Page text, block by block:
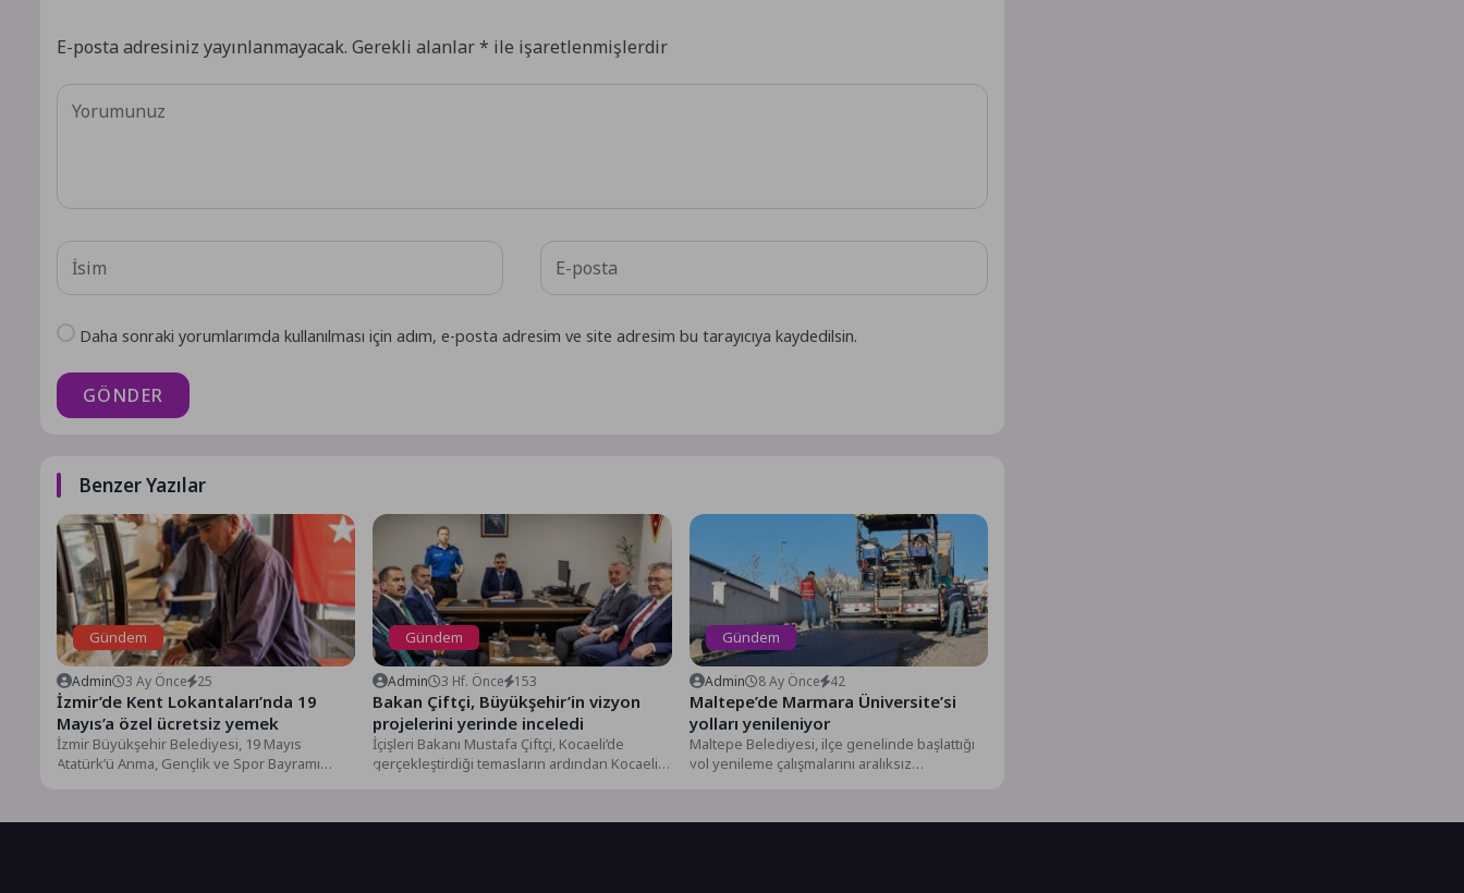
E-posta adresiniz yayınlanmayacak. Gerekli alanlar* ile işaretlenmişlerdir
Daha sonraki yorumlarımda kullanılması için adım, e-posta adresim ve site adresim bu tarayıcıya kaydedilsin.
GÖNDER
Benzer Yazılar
Gündem
Admin 3 Ay Önce 25
İzmir’de Kent Lokantaları’nda 19
Mayıs’a özel ücretsiz yemek
İzmir Büyükşehir Belediyesi, 19 Mayıs
Atatürk’ü Anma, Gençlik ve Spor Bayramı
Gündem
Admin 3 Hf. Önce 153
Bakan Çiftçi, Büyükşehir’in vizyon
projelerini yerinde inceledi
İçişleri Bakanı Mustafa Çiftçi, Kocaeli’de
gerçekleştirdiği temasların ardından Kocaeli
Gündem
Admin 8 Ay Önce 42
Maltepe’de Marmara Üniversite’si
yolları yenileniyor
Maltepe Belediyesi, ilçe genelinde başlattığı
yol yenileme çalışmalarını aralıksız